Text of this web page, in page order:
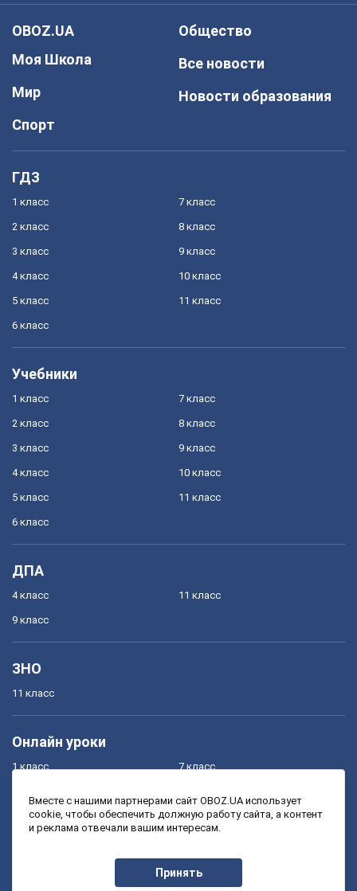
OBOZ.UA
Моя Школа
Мир
Спорт
Общество
Все новости
Новости образования
ГДЗ
1 класс
2 класс
3 класс
4 класс
5 класс
6 класс
7 класс
8 класс
9 класс
10 класс
11 класс
Учебники
1 класс
2 класс
3 класс
4 класс
5 класс
6 класс
7 класс
8 класс
9 класс
10 класс
11 класс
ДПА
4 класс
9 класс
11 класс
ЗНО
11 класс
Онлайн уроки
1 класс
3 класс
7 класс
9 класс
Вместе с нашими партнерами сайт OBOZ.UA использует
cookie, чтобы обеспечить должную работу сайта, а контент
и реклама отвечали вашим интересам.
Принять